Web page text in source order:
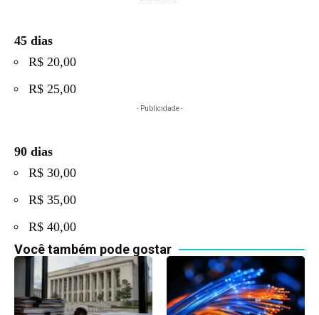
45 dias
R$ 20,00
R$ 25,00
- Publicidade -
90 dias
R$ 30,00
R$ 35,00
R$ 40,00
Você também pode gostar